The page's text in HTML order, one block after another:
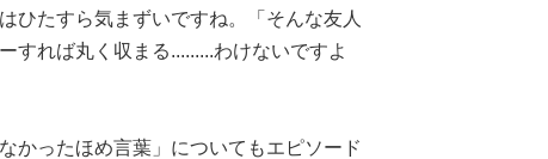
ひたすら気まずいですね。「そんな友人
すれば丸く収まる.........わけないですよ
かったほめ言葉」についてもエピソード